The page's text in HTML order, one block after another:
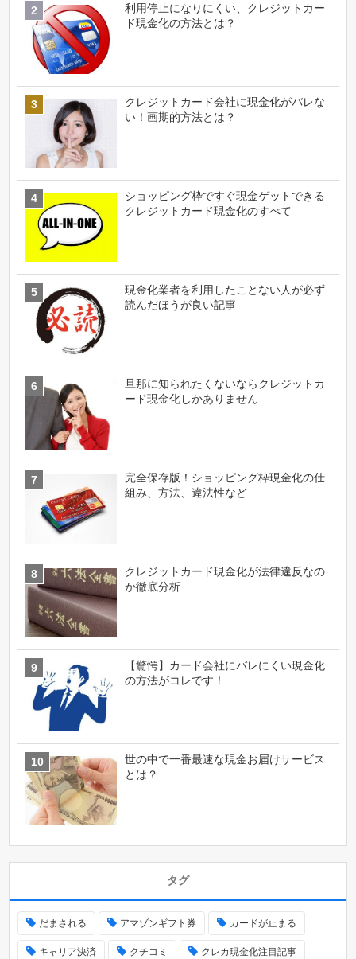
利用停止になりにくい、クレジットカー
ド現金化の方法とは？
クレジットカード会社に現金化がバレな
い！画期的方法とは？
ショッピング枠ですぐ現金ゲットできる
クレジットカード現金化のすべて
現金化業者を利用したことない人が必ず
読んだほうが良い記事
旦那に知られたくないならクレジットカ
ード現金化しかありません
完全保存版！ショッピング枠現金化の仕
組み、方法、違法性など
クレジットカード現金化が法律違反なの
か徹底分析
【驚愕】カード会社にバレにくい現金化
の方法がコレです！
世の中で一番最速な現金お届けサービス
とは？
タグ
だまされる アマゾンギフト券 カードが止まる
キャリア決済 クチコミ クレカ現金化注目記事